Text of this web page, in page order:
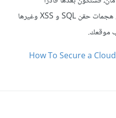
بشكل أفضل على حماية موقعك من هجمات حقن SQL و XSS وغيرها
موقعك.
How To Secure a